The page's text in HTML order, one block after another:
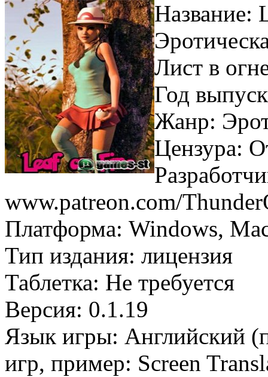
Название:
Лист в
Год
Жанр:
Цензура:
www.patreon.com/
Платформа: Windows,
Тип издания: лицензия
Таблетка: Не требуется
Версия: 0.1.19
Язык игры: Английский
игр, пример: Screen